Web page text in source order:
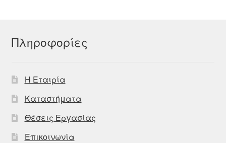
Πληροφορίες
Η Εταιρία
Καταστήματα
Θέσεις Εργασίας
Επικοινωνία